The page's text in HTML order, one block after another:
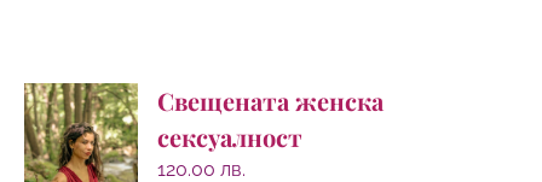
Свещената женска
сексуалност
120.00лв.